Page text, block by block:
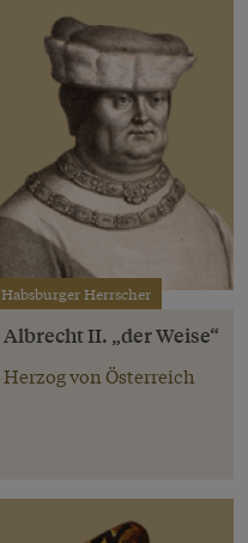
Habsburger Herrscher
Albrecht II. „der Weise“
Herzog von Österreich